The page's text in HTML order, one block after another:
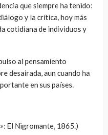
que siempre ha tenido:
y la crítica, hoy más
cotidiana de individuos y
al pensamiento
desairada, aun cuando ha
en sus países.
: El Nigromante, 1865.)